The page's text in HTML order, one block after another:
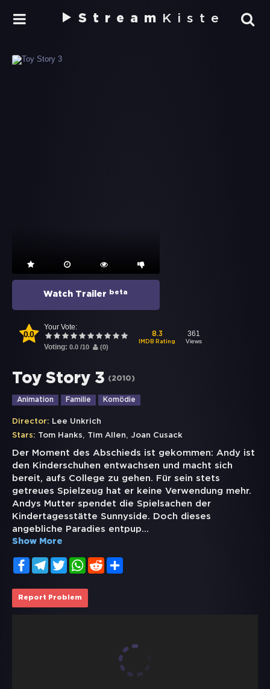
Stream Kiste
Watch Trailer beta
0.0
Your Vote:
Voting: 0.0 /10 (0)
8.3
IMDB Rating
361
Views
Toy Story 3 (2010)
Animation Familie Komödie
Director: Lee Unkrich
Stars: Tom Hanks, Tim Allen, Joan Cusack
Der Moment des Abschieds ist gekommen: Andy ist
den Kinderschuhen entwachsen und macht sich
bereit, aufs College zu gehen. Für sein stets
getreues Spielzeug hat er keine Verwendung mehr.
Andys Mutter spendet die Spielsachen der
Kindertagesstätte Sunnyside. Doch dieses
angebliche Paradies entpup...
Show More
FacebookTelegramTwitterWhatsApp
Reddit
Report Problem